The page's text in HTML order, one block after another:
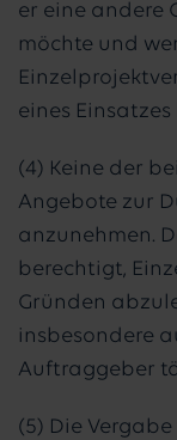
er eine andere
möchte und
eines
(4) Keine der
Angebote zur
anzunehmen.
berechtigt,
Gründen
insbesondere
Auftraggeber
(5) Die